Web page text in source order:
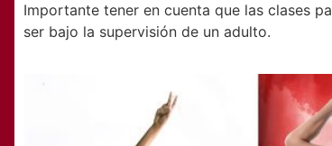
Importante tener en cuenta que las clases
ser bajo la supervisión de un adulto.